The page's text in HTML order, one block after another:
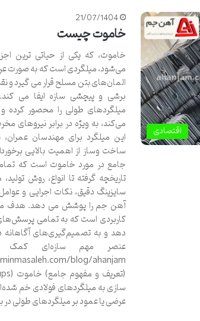
اقتصادی
21/07/1404
خاموت چیست
خاموت، که یکی از حیاتی ‌ترین
می‌شود، میلگردی است که به صورت
المان‌های بتن مسلح قرار می‌ گیرد و
برشی و پیچشی سازه ایفا می‌
میلگردهای طولی را محصور کرده
می‌کند، به ویژه در برابر نیروهای
این میلگرد برای مهندسان
ساخت ‌وساز از اهمیت بالایی
جامع در مورد خاموت است که
تاریخچه گرفته تا انواع، روش تولید،
سایزینگ دقیق، نکات اجرایی و
آهن جم را پوشش می ‌دهد. هدف ما
کاربردی است که به تمامی
دهد و به تصمیم‌گیری‌های آگاهانه
عنصر مهم سازه‌ای کمک
سازی به میلگردهای فولادی خم
عرضی یا عمود بر میلگردهای طولی در